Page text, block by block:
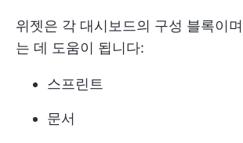
위젯은 각 대시보드의 구성 블록이
는 데 도움이 됩니다:
스프린트
문서